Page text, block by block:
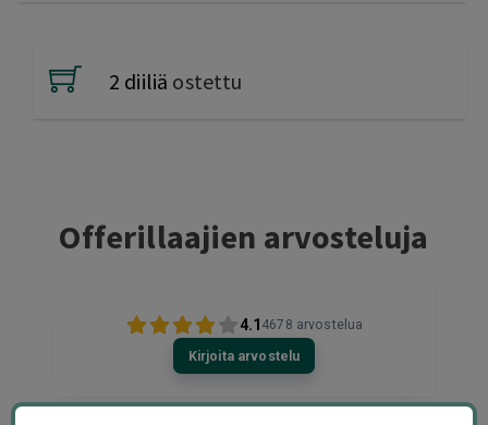
2 diiliä ostettu
Offerillaajien arvosteluja
4.1 4678 arvostelua
Kirjoita arvostelu